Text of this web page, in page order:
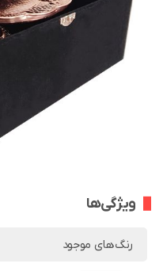
ویژگی‌ها
رنگ‌های موجود